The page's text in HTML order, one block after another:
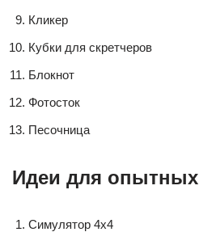
Кликер
Кубки для скретчеров
Блокнот
Фотосток
Песочница
Идеи для опытных
Симулятор 4х4